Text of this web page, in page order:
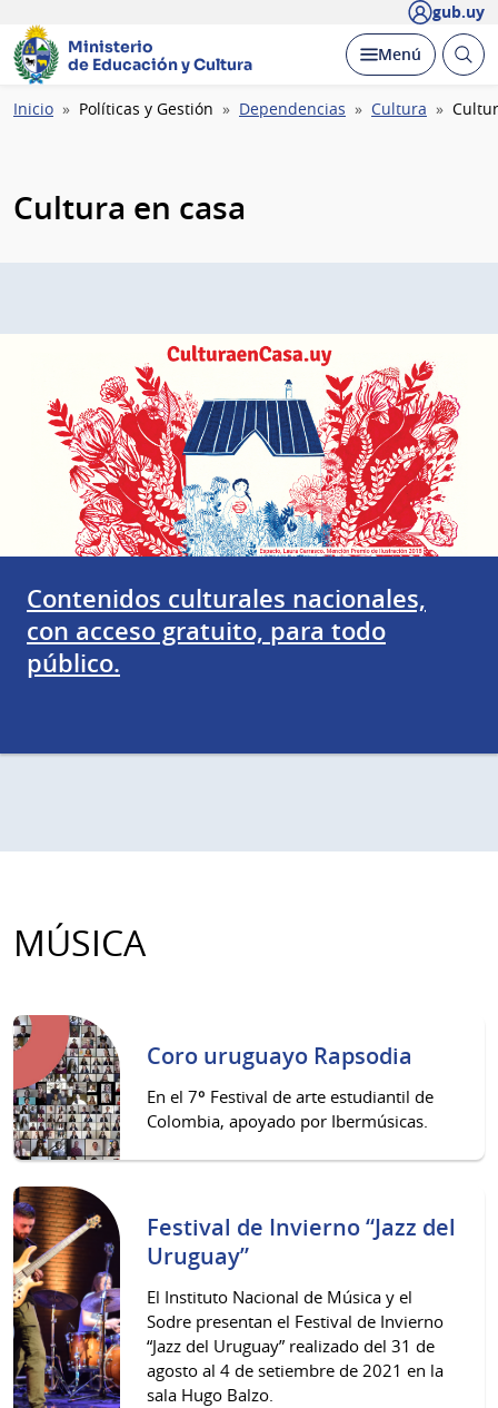
gub.uy
Ministerio
de Educación y Cultura
Desplegar
Menú Abrir
Ruta
Inicio Políticas y Gestión Dependencias Cultura
Cultura en casa
Contenidos culturales nacionales,
con acceso gratuito, para todo
público.
MÚSICA
Coro uruguayo Rapsodia
En el 7º Festival de arte estudiantil de
Colombia, apoyado por Ibermúsicas.
Festival de Invierno “Jazz del
Uruguay”
El Instituto Nacional de Música y el
Sodre presentan el Festival de Invierno
“Jazz del Uruguay” realizado del 31 de
agosto al 4 de setiembre de 2021 en la
sala Hugo Balzo.